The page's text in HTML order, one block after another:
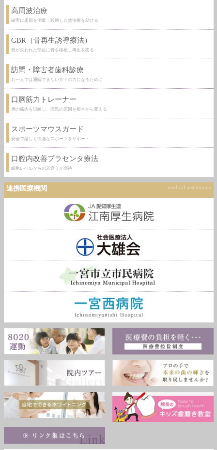
高周波治療
確実に患部を消毒・殺菌し自然治療を助ける
GBR（骨再生誘導療法）
骨が失われた部位に骨を移植し再生を図る
訪問・障害者歯科診療
お一人では通院できない方々の力になるために
口唇筋力トレーナー
唇の筋肉を訓練し、病気の原因を根本から変える
スポーツマウスガード
安全で楽しく快適なスポーツをサポート
口腔内改善プラセンタ療法
細胞レベルからの若返りが期待
連携医療機関 medical institutions